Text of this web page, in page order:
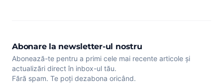
Abonare la newsletter-ul nostru
Abonează-te pentru a primi cele mai recente articole și
actualizări direct în inbox-ul tău.
Fără spam. Te poți dezabona oricând.